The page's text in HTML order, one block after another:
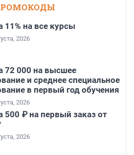
11% на все курсы
2026
72 000 на высшее
и среднее специальное
в первый год обучения
2026
500 ₽ на первый заказ от
2026